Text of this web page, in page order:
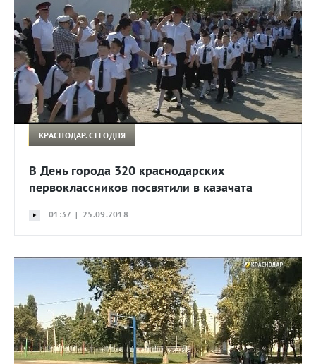
КРАСНОДАР. СЕГОДНЯ
В День города 320 краснодарских
первоклассников посвятили в казачата
01:37 | 25.09.2018